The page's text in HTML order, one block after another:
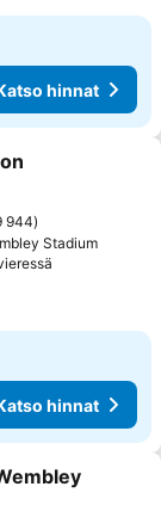
hinnat
944
Stadium
hinnat